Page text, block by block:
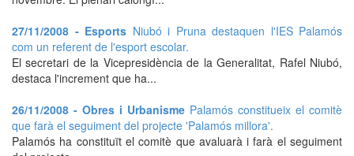
27/11/2008 - Esports Niubó i Pruna destaquen l'IES Palamós
com un referent de l'esport escolar.
El secretari de la Vicepresidència de la Generalitat, Rafel Niubó,
destaca l'increment que ha...
26/11/2008 - Obres i Urbanisme Palamós constitueix el comitè
que farà el seguiment del projecte 'Palamós millora'.
Palamós ha constituït el comitè que avaluarà i farà el seguiment